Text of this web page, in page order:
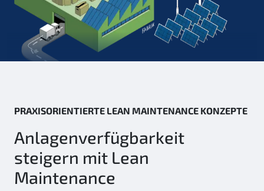
PRAXISORIENTIERTE LEAN MAINTENANCE KONZEPTE
Anlagenverfügbarkeit
steigern mit Lean
Maintenance